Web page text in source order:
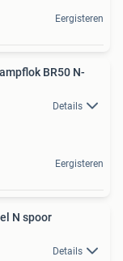
Eergisteren
BR50 N-
Details
Eergisteren
N spoor
Details